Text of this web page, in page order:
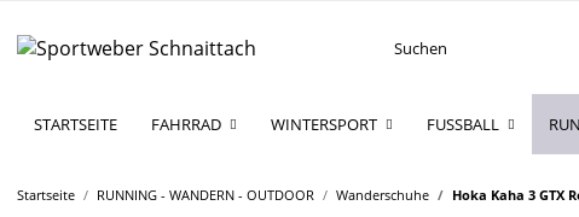
FAHRRAD WINTERSPORT FUSSBALL
STARTSEITE
Startseite RUNNING - WANDERN - OUTDOOR Wanderschuhe Hoka Kaha 3 GTX